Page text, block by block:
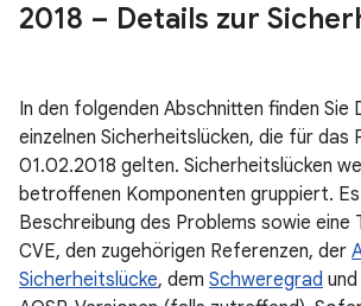
2018 – Details zur
In den folgenden Abschnitten finden Sie
einzelnen Sicherheitslücken, die für das
01.02.2018 gelten. Sicherheitslücken
betroffenen Komponenten gruppiert.
Beschreibung des Problems sowie eine
CVE, den zugehörigen Referenzen, der
Sicherheitslücke, dem Schweregrad